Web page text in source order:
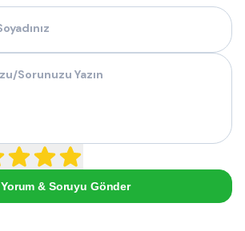
Yorum & Soruyu Gönder